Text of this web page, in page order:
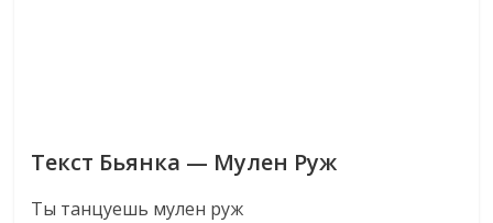
Текст Бьянка — Мулен Руж
Ты танцуешь мулен руж